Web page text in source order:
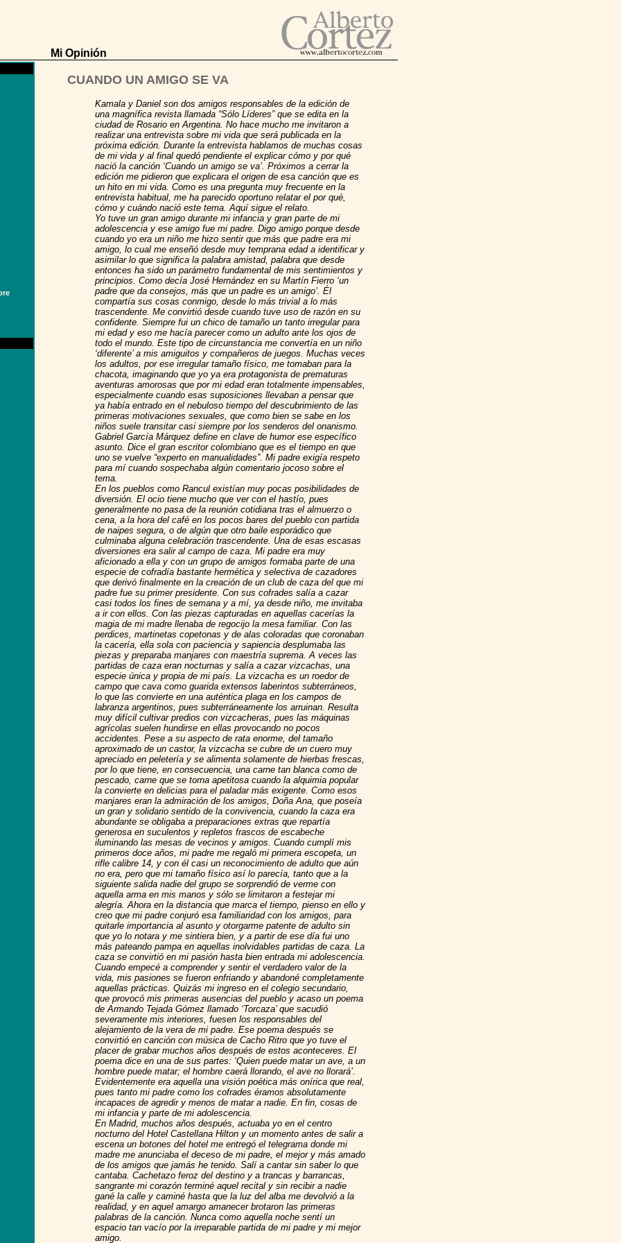
Mi Opinión
CUANDO UN AMIGO SE VA
Kamala y Daniel son dos amigos responsables de la edición de
una magnífica revista llamada “Sólo Líderes” que se edita en la
ciudad de Rosario en Argentina. No hace mucho me invitaron a
realizar una entrevista sobre mi vida que será publicada en la
próxima edición. Durante la entrevista hablamos de muchas cosas
de mi vida y al final quedó pendiente el explicar cómo y por qué
nació la canción ‘Cuando un amigo se va’. Próximos a cerrar la
edición me pidieron que explicara el origen de esa canción que es
un hito en mi vida. Como es una pregunta muy frecuente en la
entrevista habitual, me ha parecido oportuno relatar el por qué,
cómo y cuándo nació este tema. Aquí sigue el relato.
Yo tuve un gran amigo durante mi infancia y gran parte de mi
adolescencia y ese amigo fue mi padre. Digo amigo porque desde
cuando yo era un niño me hizo sentir que más que padre era mi
amigo, lo cual me enseñó desde muy temprana edad a identificar y
asimilar lo que significa la palabra amistad, palabra que desde
entonces ha sido un parámetro fundamental de mis sentimientos y
principios. Como decía José Hernández en su Martín Fierro ‘un
padre que da consejos, más que un padre es un amigo’. Él
compartía sus cosas conmigo, desde lo más trivial a lo más
trascendente. Me convirtió desde cuando tuve uso de razón en su
confidente. Siempre fui un chico de tamaño un tanto irregular para
mi edad y eso me hacía parecer como un adulto ante los ojos de
todo el mundo. Este tipo de circunstancia me convertía en un niño
‘diferente’ a mis amiguitos y compañeros de juegos. Muchas veces
los adultos, por ese irregular tamaño físico, me tomaban para la
chacota, imaginando que yo ya era protagonista de prematuras
aventuras amorosas que por mi edad eran totalmente impensables,
especialmente cuando esas suposiciones llevaban a pensar que
ya había entrado en el nebuloso tiempo del descubrimiento de las
primeras motivaciones sexuales, que como bien se sabe en los
niños suele transitar casi siempre por los senderos del onanismo.
Gabriel García Márquez define en clave de humor ese específico
asunto. Dice el gran escritor colombiano que es el tiempo en que
uno se vuelve “experto en manualidades”. Mi padre exigía respeto
para mí cuando sospechaba algún comentario jocoso sobre el
tema.
En los pueblos como Rancul existían muy pocas posibilidades de
diversión. El ocio tiene mucho que ver con el hastío, pues
generalmente no pasa de la reunión cotidiana tras el almuerzo o
cena, a la hora del café en los pocos bares del pueblo con partida
de naipes segura, o de algún que otro baile esporádico que
culminaba alguna celebración trascendente. Una de esas escasas
diversiones era salir al campo de caza. Mi padre era muy
aficionado a ella y con un grupo de amigos formaba parte de una
especie de cofradía bastante hermética y selectiva de cazadores
que derivó finalmente en la creación de un club de caza del que mi
padre fue su primer presidente. Con sus cofrades salía a cazar
casi todos los fines de semana y a mí, ya desde niño, me invitaba
a ir con ellos. Con las piezas capturadas en aquellas cacerías la
magia de mi madre llenaba de regocijo la mesa familiar. Con las
perdices, martinetas copetonas y de alas coloradas que coronaban
la cacería, ella sola con paciencia y sapiencia desplumaba las
piezas y preparaba manjares con maestría suprema. A veces las
partidas de caza eran nocturnas y salía a cazar vizcachas, una
especie única y propia de mi país. La vizcacha es un roedor de
campo que cava como guarida extensos laberintos subterráneos,
lo que las convierte en una auténtica plaga en los campos de
labranza argentinos, pues subterráneamente los arruinan. Resulta
muy difícil cultivar predios con vizcacheras, pues las máquinas
agrícolas suelen hundirse en ellas provocando no pocos
accidentes. Pese a su aspecto de rata enorme, del tamaño
aproximado de un castor, la vizcacha se cubre de un cuero muy
apreciado en peletería y se alimenta solamente de hierbas frescas,
por lo que tiene, en consecuencia, una carne tan blanca como de
pescado, carne que se torna apetitosa cuando la alquimia popular
la convierte en delicias para el paladar más exigente. Como esos
manjares eran la admiración de los amigos, Doña Ana, que poseía
un gran y solidario sentido de la convivencia, cuando la caza era
abundante se obligaba a preparaciones extras que repartía
generosa en suculentos y repletos frascos de escabeche
iluminando las mesas de vecinos y amigos. Cuando cumplí mis
primeros doce años, mi padre me regaló mi primera escopeta, un
rifle calibre 14, y con él casi un reconocimiento de adulto que aún
no era, pero que mi tamaño físico así lo parecía, tanto que a la
siguiente salida nadie del grupo se sorprendió de verme con
aquella arma en mis manos y sólo se limitaron a festejar mi
alegría. Ahora en la distancia que marca el tiempo, pienso en ello y
creo que mi padre conjuró esa familiaridad con los amigos, para
quitarle importancia al asunto y otorgarme patente de adulto sin
que yo lo notara y me sintiera bien, y a partir de ese día fui uno
más pateando pampa en aquellas inolvidables partidas de caza. La
caza se convirtió en mi pasión hasta bien entrada mi adolescencia.
Cuando empecé a comprender y sentir el verdadero valor de la
vida, mis pasiones se fueron enfriando y abandoné completamente
aquellas prácticas. Quizás mi ingreso en el colegio secundario,
que provocó mis primeras ausencias del pueblo y acaso un poema
de Armando Tejada Gómez llamado ‘Torcaza’ que sacudió
severamente mis interiores, fuesen los responsables del
alejamiento de la vera de mi padre. Ese poema después se
convirtió en canción con música de Cacho Ritro que yo tuve el
placer de grabar muchos años después de estos aconteceres. El
poema dice en una de sus partes: ‘Quien puede matar un ave, a un
hombre puede matar; el hombre caerá llorando, el ave no llorará’.
Evidentemente era aquella una visión poética más onírica que real,
pues tanto mi padre como los cofrades éramos absolutamente
incapaces de agredir y menos de matar a nadie. En fin, cosas de
mi infancia y parte de mi adolescencia.
En Madrid, muchos años después, actuaba yo en el centro
nocturno del Hotel Castellana Hilton y un momento antes de salir a
escena un botones del hotel me entregó el telegrama donde mi
madre me anunciaba el deceso de mi padre, el mejor y más amado
de los amigos que jamás he tenido. Salí a cantar sin saber lo que
cantaba. Cachetazo feroz del destino y a trancas y barrancas,
sangrante mi corazón terminé aquel recital y sin recibir a nadie
gané la calle y caminé hasta que la luz del alba me devolvió a la
realidad, y en aquel amargo amanecer brotaron las primeras
palabras de la canción. Nunca como aquella noche sentí un
espacio tan vacío por la irreparable partida de mi padre y mi mejor
amigo.